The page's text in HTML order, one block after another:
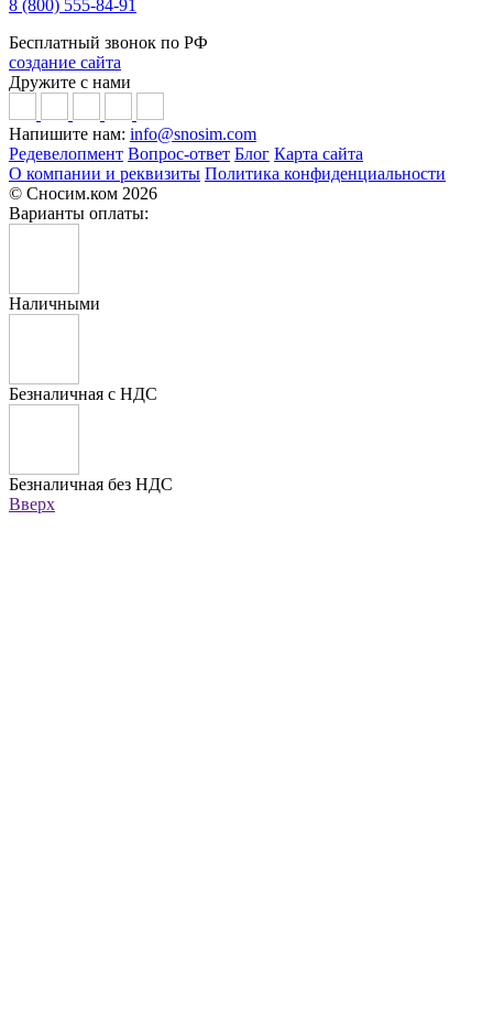
8 (800) 555-84-91
Бесплатный звонок по РФ
создание сайта
Дружите с нами
Напишите нам: info@snosim.com
Редевелопмент Вопрос-ответ Блог Карта сайта
О компании и реквизиты Политика конфиденциальности
© Сносим.ком 2026
Варианты оплаты:
Наличными
Безналичная с НДС
Безналичная без НДС
Вверх